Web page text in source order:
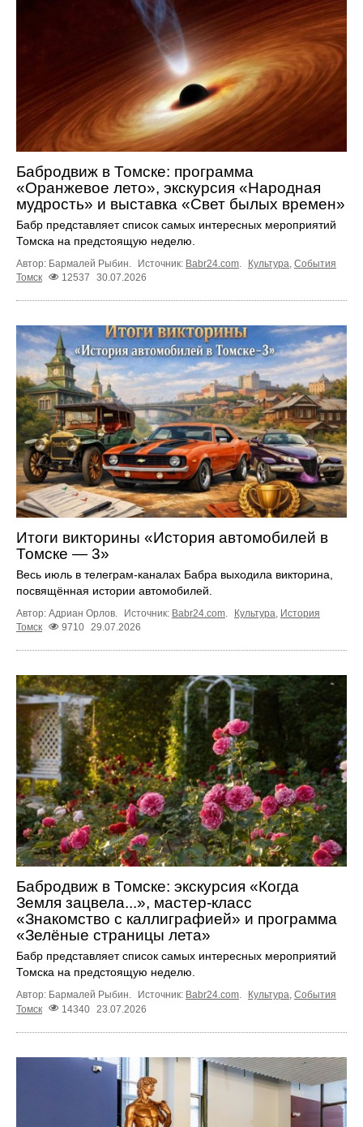
Бабродвиж в Томске: программа
«Оранжевое лето», экскурсия «Народная
мудрость» и выставка «Свет былых времен»
Бабр представляет список самых интересных мероприятий
Томска на предстоящую неделю.
Автор: Бармалей Рыбин. Источник: Babr24.com. Культура, События
Томск
12537 30.07.2026
Итоги викторины «История автомобилей в
Томске — 3»
Весь июль в телеграм‑каналах Бабра выходила викторина,
посвящённая истории автомобилей.
Автор: Адриан Орлов. Источник: Babr24.com Культура История
Томск
9710 29.07.2026
Бабродвиж в Томске: экскурсия «Когда
Земля зацвела...», мастер-класс
«Знакомство с каллиграфией» и программа
«Зелёные страницы лета»
Бабр представляет список самых интересных мероприятий
Томска на предстоящую неделю.
Автор: Бармалей Рыбин. Источник: Babr24.com. Культура, События
Томск
14340 23.07.2026